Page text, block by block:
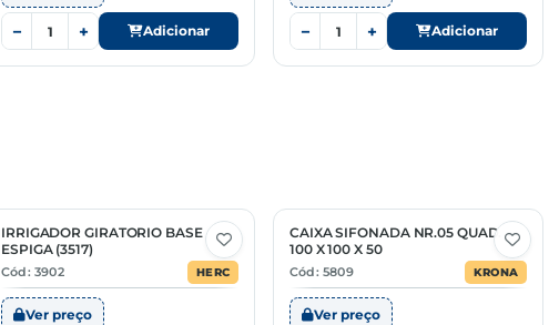
− + Adicionar − + Adicionar
IRRIGADOR GIRATORIO BASE
ESPIGA (3517)
Cód: 3902 HERC
Ver preço
CAIXA SIFONADA NR.05 QUAD.
100 X 100 X 50
Cód: 5809 KRONA
Ver preço